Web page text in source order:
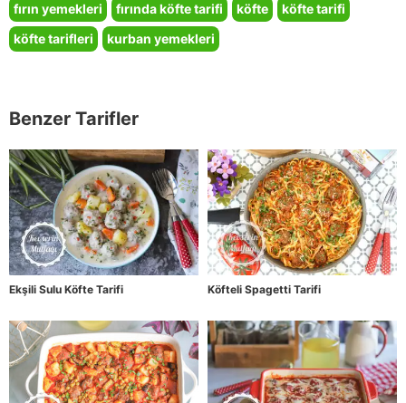
fırın yemekleri fırında köfte tarifi köfte
köfte tarifi
köfte tarifleri
kurban yemekleri
Benzer Tarifler
Ekşili Sulu Köfte Tarifi Köfteli Spagetti Tarifi